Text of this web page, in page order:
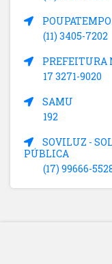
POUPATEMPO
(11) 3405-7202
PREFEITURA
17 3271-9020
SAMU
192
SOVILUZ -
PÚBLICA
(17) 99666-